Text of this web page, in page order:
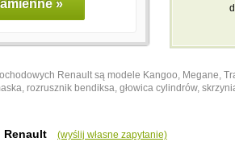
Renault są modele Kangoo, Megane,
rozrusznik bendiksa, głowica cylindrów,
Renault (wyślij własne zapytanie)